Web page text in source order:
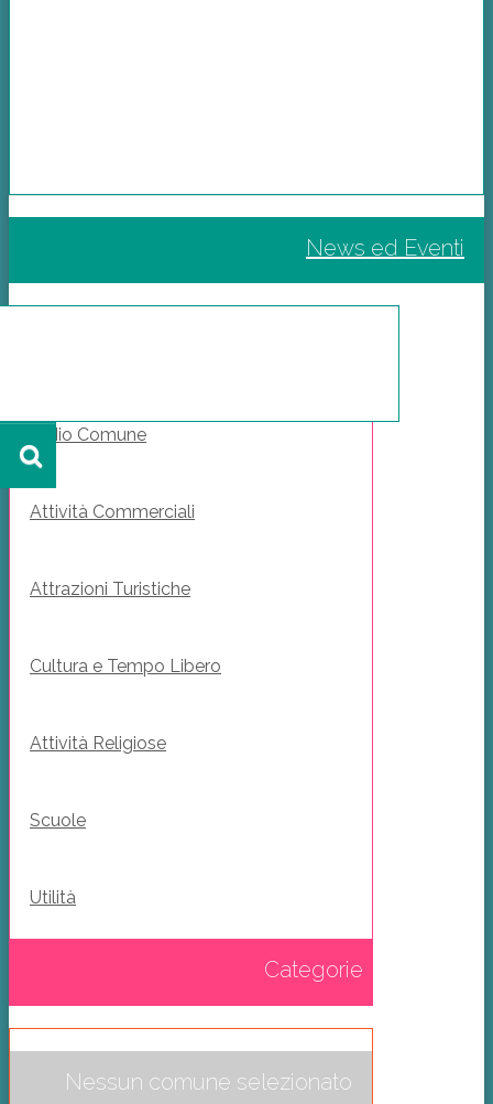
News ed Eventi
Il Mio Comune
Attività Commerciali
Attrazioni Turistiche
Cultura e Tempo Libero
Attività Religiose
Scuole
Utilità
Categorie
Nessun comune selezionato